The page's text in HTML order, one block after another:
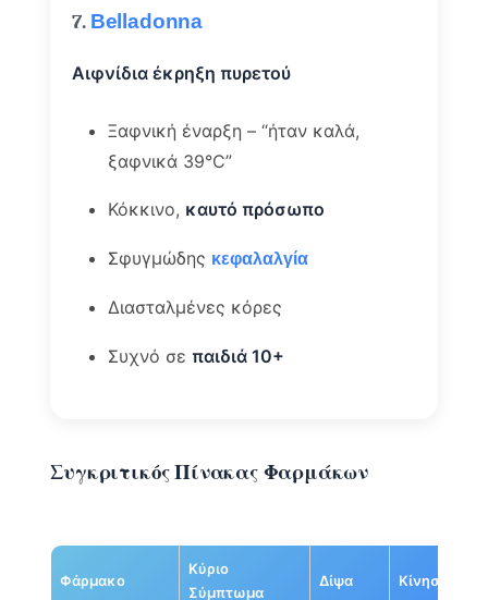
7. Belladonna
Αιφνίδια έκρηξη πυρετού
Ξαφνική έναρξη – “ήταν καλά,
ξαφνικά 39°C”
Κόκκινο, καυτό πρόσωπο
Σφυγμώδης κεφαλαλγία
Διασταλμένες κόρες
Συχνό σεπαιδιά 10+
Συγκριτικός Πίνακας Φαρμάκων
Φάρμακο
Κύριο
Σύμπτωμα
Δίψα Κίνηση